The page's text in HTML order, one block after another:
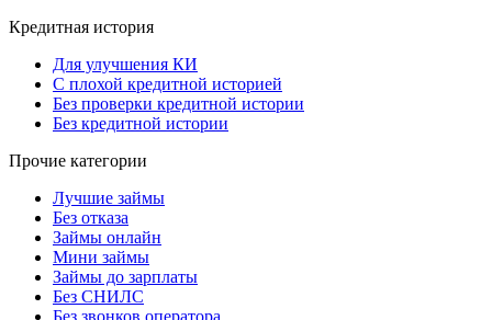
Кредитная история
Для улучшения КИ
С плохой кредитной историей
Без проверки кредитной истории
Без кредитной истории
Прочие категории
Лучшие займы
Без отказа
Займы онлайн
Мини займы
Займы до зарплаты
Без СНИЛС
Без звонков оператора